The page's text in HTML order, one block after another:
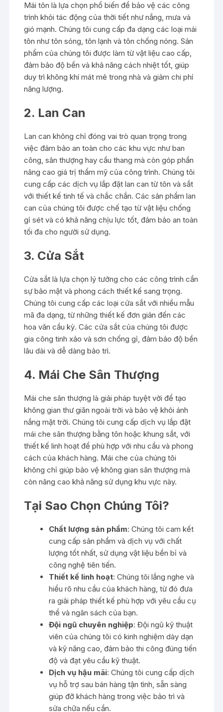
Mái tôn là lựa chọn phổ biến để bảo vệ các công
trình khỏi tác động của thời tiết như nắng, mưa và
gió mạnh. Chúng tôi cung cấp đa dạng các loại mái
tôn như tôn sóng, tôn lạnh và tôn chống nóng. Sản
phẩm của chúng tôi được làm từ vật liệu cao cấp,
đảm bảo độ bền và khả năng cách nhiệt tốt, giúp
duy trì không khí mát mẻ trong nhà và giảm chi phí
năng lượng.
2. Lan Can
Lan can không chỉ đóng vai trò quan trọng trong
việc đảm bảo an toàn cho các khu vực như ban
công, sân thượng hay cầu thang mà còn góp phần
nâng cao giá trị thẩm mỹ của công trình. Chúng tôi
cung cấp các dịch vụ lắp đặt lan can từ tôn và sắt
với thiết kế tinh tế và chắc chắn. Các sản phẩm lan
can của chúng tôi được chế tạo từ vật liệu chống
gỉ sét và có khả năng chịu lực tốt, đảm bảo an toàn
tối đa cho người sử dụng.
3. Cửa Sắt
Cửa sắt là lựa chọn lý tưởng cho các công trình cần
sự bảo mật và phong cách thiết kế sang trọng.
Chúng tôi cung cấp các loại cửa sắt với nhiều mẫu
mã đa dạng, từ những thiết kế đơn giản đến các
hoa văn cầu kỳ. Các cửa sắt của chúng tôi được
gia công tinh xảo và sơn chống gỉ, đảm bảo độ bền
lâu dài và dễ dàng bảo trì.
4. Mái Che Sân Thượng
Mái che sân thượng là giải pháp tuyệt vời để tạo
không gian thư giãn ngoài trời và bảo vệ khỏi ánh
nắng mặt trời. Chúng tôi cung cấp dịch vụ lắp đặt
mái che sân thượng bằng tôn hoặc khung sắt, với
thiết kế linh hoạt để phù hợp với nhu cầu và phong
cách của khách hàng. Mái che của chúng tôi
không chỉ giúp bảo vệ không gian sân thượng mà
còn nâng cao khả năng sử dụng khu vực này.
Tại Sao Chọn Chúng Tôi?
Chất lượng sản phẩm: Chúng tôi cam kết
cung cấp sản phẩm và dịch vụ với chất
lượng tốt nhất, sử dụng vật liệu bền bỉ và
công nghệ tiên tiến.
Thiết kế linh hoạt: Chúng tôi lắng nghe và
hiểu rõ nhu cầu của khách hàng, từ đó đưa
ra giải pháp thiết kế phù hợp với yêu cầu cụ
thể và ngân sách của bạn.
Đội ngũ chuyên nghiệp: Đội ngũ kỹ thuật
viên của chúng tôi có kinh nghiệm dày dạn
và kỹ năng cao, đảm bảo thi công đúng tiến
độ và đạt yêu cầu kỹ thuật.
Dịch vụ hậu mãi: Chúng tôi cung cấp dịch
vụ hỗ trợ sau bán hàng tận tình, sẵn sàng
giúp đỡ khách hàng trong việc bảo trì và
sửa chữa nếu cần.